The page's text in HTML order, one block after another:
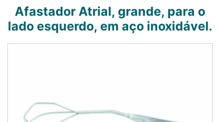
Afastador Atrial, grande, para o
lado esquerdo, em aço inoxidável.